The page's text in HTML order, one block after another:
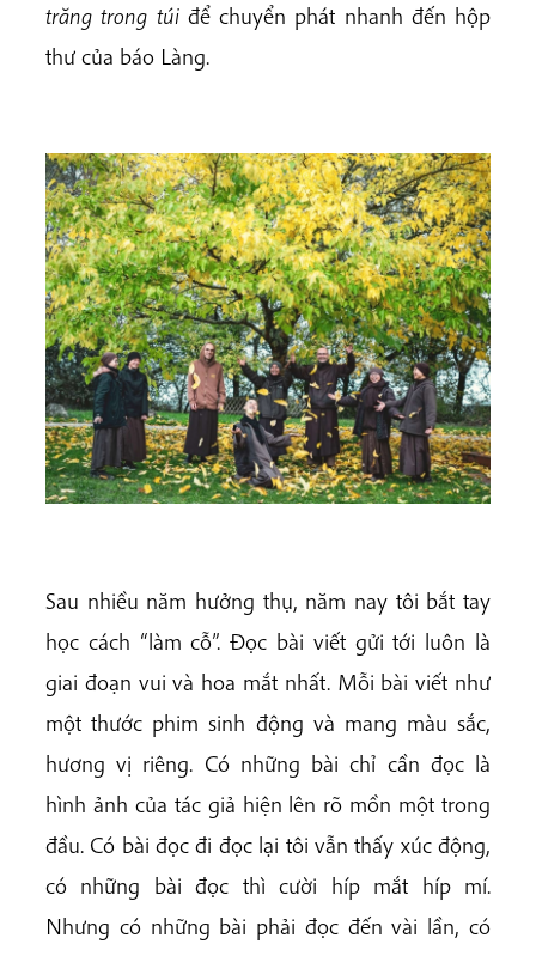
trăng trong túiđể chuyển phát nhanh đến hộp
thư của báo Làng.
Sau nhiều năm hưởng thụ, năm nay tôi bắt tay
học cách “làm cỗ”. Đọc bài viết gửi tới luôn là
giai đoạn vui và hoa mắt nhất. Mỗi bài viết như
một thước phim sinh động và mang màu sắc,
hương vị riêng. Có những bài chỉ cần đọc là
hình ảnh của tác giả hiện lên rõ mồn một trong
đầu. Có bài đọc đi đọc lại tôi vẫn thấy xúc động,
có những bài đọc thì cười híp mắt híp mí.
Nhưng có những bài phải đọc đến vài lần, có